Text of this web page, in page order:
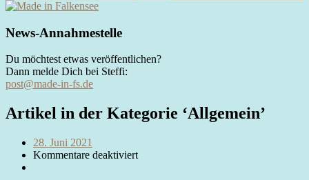
News-Annahmestelle
Du möchtest etwas veröffentlichen?
Dann melde Dich bei Steffi:
post@made-in-fs.de
Artikel in der Kategorie ‘Allgemein’
28. Juni 2021
Kommentare deaktiviert